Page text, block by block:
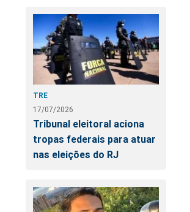
TRE
17/07/2026
Tribunal eleitoral aciona
tropas federais para atuar
nas eleições do RJ